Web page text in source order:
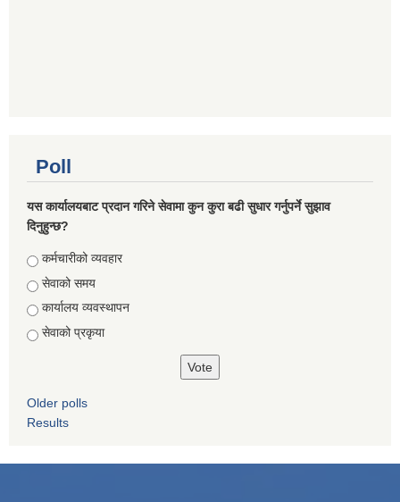
Poll
यस कार्यालयबाट प्रदान गरिने सेवामा कुन कुरा बढी सुधार गर्नुपर्ने सुझाव
दिनुहुन्छ?
Choices
कर्मचारीको व्यवहार
सेवाको समय
कार्यालय व्यवस्थापन
सेवाको प्रकृया
Older polls
Results